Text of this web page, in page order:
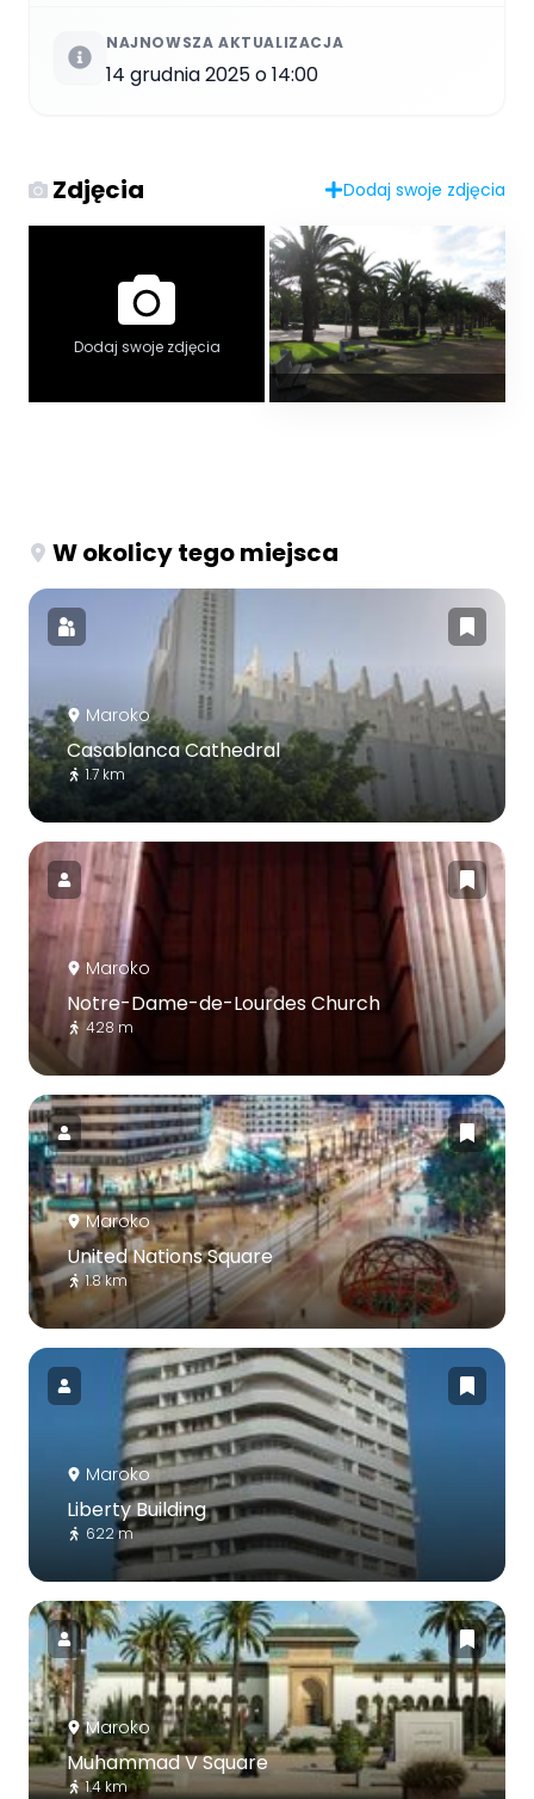
NAJNOWSZA AKTUALIZACJA
14 grudnia 2025 o 14:00
Zdjęcia Dodaj swoje zdjęcia
Dodaj swoje zdjęcia
W okolicy tego miejsca
Maroko
Casablanca Cathedral
1.7 km
Maroko
Notre-Dame-de-Lourdes Church
428 m
Maroko
United Nations Square
1.8 km
Maroko
Liberty Building
622 m
Maroko
Muhammad V Square
1.4 km